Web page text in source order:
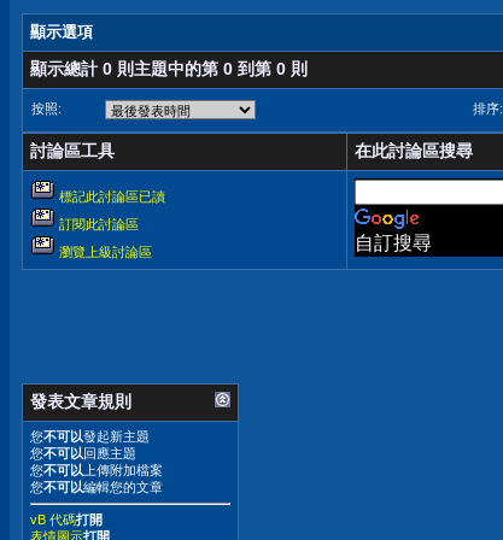
顯示選項
顯示總計 0 則主題中的第 0 到第 0 則
按照: 排序:
討論區工具 在此討論區搜尋
標記此討論區已讀
訂閱此討論區
瀏覽上級討論區
自訂搜尋
發表文章規則
您不可以發起新主題
您不可以回應主題
您不可以 上傳附加檔案
您不可以編輯您的文章
vB 代碼打開
表情圖示打開